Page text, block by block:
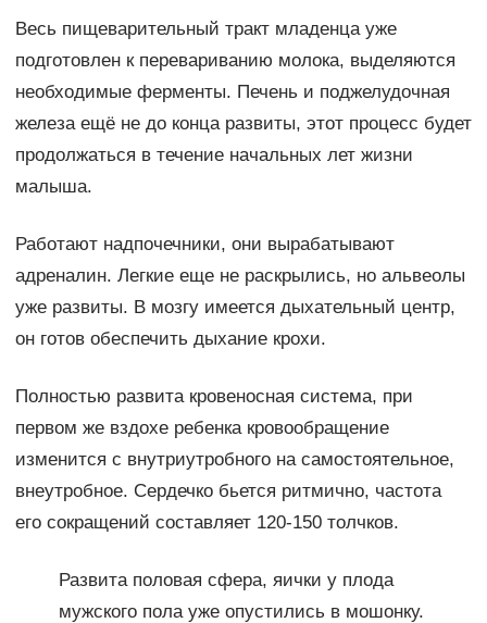
Весь пищеварительный тракт младенца уже
подготовлен к перевариванию молока, выделяются
необходимые ферменты. Печень и поджелудочная
железа ещё не до конца развиты, этот процесс будет
продолжаться в течение начальных лет жизни
малыша.
Работают надпочечники, они вырабатывают
адреналин. Легкие еще не раскрылись, но альвеолы
уже развиты. В мозгу имеется дыхательный центр,
он готов обеспечить дыхание крохи.
Полностью развита кровеносная система, при
первом же вздохе ребенка кровообращение
изменится с внутриутробного на самостоятельное,
внеутробное. Сердечко бьется ритмично, частота
его сокращений составляет 120-150 толчков.
Развита половая сфера, яички у плода
мужского пола уже опустились в мошонку.